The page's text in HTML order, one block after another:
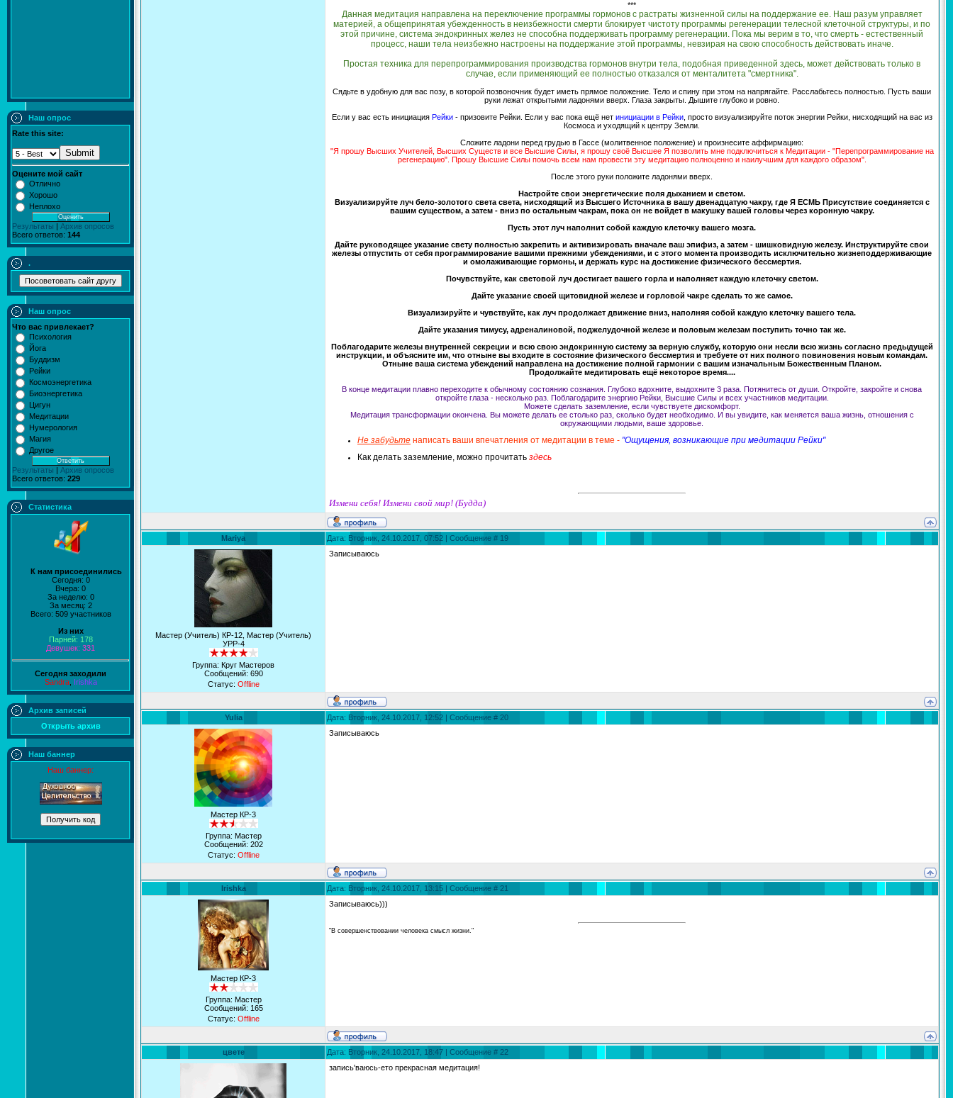
Наш опрос
Rate this site:
Submit
Оцените мой сайт
Отлично
Хорошо
Неплохо
Результаты
Архив опросов
Всего ответов: 144
.
Наш опрос
Что вас привлекает?
Психология
Йога
Буддизм
Рейки
Космоэнергетика
Биоэнергетика
Цигун
Медитации
Нумерология
Магия
Другое
Результаты | Архив опросов
Всего ответов: 229
Статистика
К нам присоединились
Сегодня: 0
Вчера: 0
За неделю: 0
За месяц: 2
Всего: 509 участников
Из них
Парней: 178
Девушек: 331
Сегодня заходили
Sandra, Irishka
Архив записей
Открыть архив
Наш баннер
Наш баннер:
***
Данная медитация направлена на переключение программы гормонов с растраты жизненной силы на поддержание ее. Наш разум управляет
материей, а общепринятая убежденность в неизбежности смерти блокирует чистоту программы регенерации телесной клеточной структуры, и по
этой причине, система эндокринных желез не способна поддерживать программу регенерации. Пока мы верим в то, что смерть - естественный
процесс, наши тела неизбежно настроены на поддержание этой программы, невзирая на свою способность действовать иначе.
Простая техника для перепрограммирования производства гормонов внутри тела, подобная приведенной здесь, может действовать только в
случае, если применяющий ее полностью отказался от менталитета "смертника".
Сядьте в удобную для вас позу, в которой позвоночник будет иметь прямое положение. Тело и спину при этом на напрягайте. Расслабьтесь полностью. Пусть ваши
руки лежат открытыми ладонями вверх. Глаза закрыты. Дышите глубоко и ровно.
Если у вас есть инициация Рейки- призовите Рейки. Если у вас пока ещё нет инициации в Рейки, просто визуализируйте поток энергии Рейки, нисходящий на вас из
Космоса и уходящий к центру Земли.
Сложите ладони перед грудью в Гассе (молитвенное положение) и произнесите аффирмацию:
"Я прошу Высших Учителей, Высших Существ и все Высшие Силы, я прошу своё Высшее Я позволить мне подключиться к Медитации - "Перепрограммирование на
регенерацию". Прошу Высшие Силы помочь всем нам провести эту медитацию полноценно и наилучшим для каждого образом".
После этого руки положите ладонями вверх.
Настройте свои энергетические поля дыханием и светом.
Визуализируйте луч бело-золотого света света, нисходящий из Высшего Источника в вашу двенадцатую чакру, где Я ЕСМЬ Присутствие соединяется с
вашим существом, а затем - вниз по остальным чакрам, пока он не войдет в макушку вашей головы через коронную чакру.
Пусть этот луч наполнит собой каждую клеточку вашего мозга.
Дайте руководящее указание свету полностью закрепить и активизировать вначале ваш эпифиз, а затем - шишковидную железу. Инструктируйте свои
железы отпустить от себя программирование вашими прежними убеждениями, и с этого момента производить исключительно жизнеподдерживающие
и омолаживающие гормоны, и держать курс на достижение физического бессмертия.
Почувствуйте, как световой луч достигает вашего горла и наполняет каждую клеточку светом.
Дайте указание своей щитовидной железе и горловой чакре сделать то же самое.
Визуализируйте и чувствуйте, как луч продолжает движение вниз, наполняя собой каждую клеточку вашего тела.
Дайте указания тимусу, адреналиновой, поджелудочной железе и половым железам поступить точно так же.
Поблагодарите железы внутренней секреции и всю свою эндокринную систему за верную службу, которую они несли всю жизнь согласно предыдущей
инструкции, и объясните им, что отныне вы входите в состояние физического бессмертия и требуете от них полного повиновения новым командам.
Отныне ваша система убеждений направлена на достижение полной гармонии с вашим изначальным Божественным Планом.
Продолжайте медитировать ещё некоторое время....
В конце медитации плавно переходите к обычному состоянию сознания. Глубоко вдохните, выдохните 3 раза. Потянитесь от души. Откройте, закройте и снова
откройте глаза - несколько раз. Поблагодарите энергию Рейки, Высшие Силы и всех участников медитации.
Можете сделать заземление, если чувствуете дискомфорт.
Медитация трансформации окончена. Вы можете делать ее столько раз, сколько будет необходимо. И вы увидите, как меняется ваша жизнь, отношения с
окружающими людьми, ваше здоровье.
Не забудьте написать ваши впечатления от медитации в теме - "Ощущения, возникающие при медитации Рейки"
Как делать заземление, можно прочитать здесь
Измени себя! Измени свой мир! (Будда)
Mariya Дата: Вторник, 24.10.2017, 07:52 | Сообщение # 19
Мастер (Учитель) КР-12, Мастер (Учитель)
УРР-4
Группа: Круг Мастеров
Сообщений: 690
Статус: Offline
Записываюсь
Yulia Дата: Вторник, 24.10.2017, 12:52 | Сообщение # 20
Мастер КР-3
Группа: Мастер
Сообщений: 202
Статус: Offline
Записываюсь
Irishka Дата: Вторник, 24.10.2017, 13:15 | Сообщение # 21
Мастер КР-3
Группа: Мастер
Сообщений: 165
Статус: Offline
Записываюсь)))
"В совершенствовании человека смысл жизни."
цвете Дата: Вторник, 24.10.2017, 18:47 | Сообщение # 22
запись'ваюсь-ето прекрасная медитация!